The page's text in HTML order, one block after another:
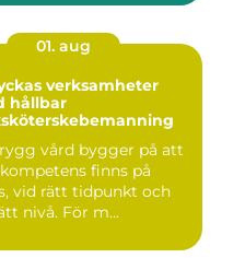
01. aug
verksamheter
hållbar
vård bygger på att
finns på
vid rätt tidpunkt och
nivå. För m...